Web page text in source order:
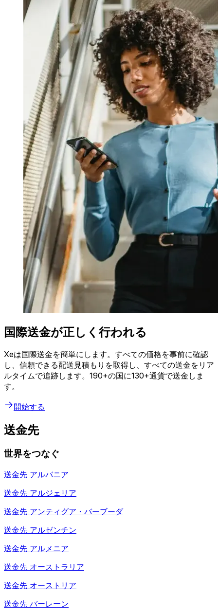
国際送金が正しく行われる
Xeは国際送金を簡単にします。すべての価格を事前に確認
し、信頼できる配送見積もりを取得し、すべての送金をリア
ルタイムで追跡します。190+の国に130+通貨で送金しま
す。
開始する
送金先
世界をつなぐ
送金先 アルバニア
送金先 アルジェリア
送金先 アンティグア・バーブーダ
送金先 アルゼンチン
送金先 アルメニア
送金先 オーストラリア
送金先 オーストリア
送金先 バーレーン